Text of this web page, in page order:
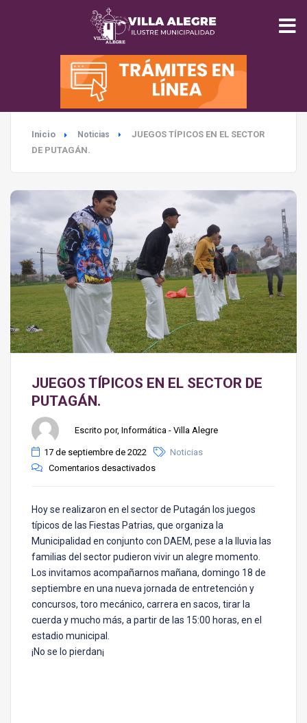
INICIO
MUNICIPALIDAD
SEGURIDAD
TURISMO
MEDIO AMBIENTE
Inicio Noticias
JUEGOS TÍPICOS EN EL SECTOR
DE PUTAGÁN.
JUEGOS TÍPICOS EN EL SECTOR DE
PUTAGÁN.
Escrito por, Informática - Villa Alegre
17 de septiembre de 2022
Noticias
Comentarios desactivados
Hoy se realizaron en el sector de Putagán los juegos
típicos de las Fiestas Patrias, que organiza la
Municipalidad en conjunto con DAEM, pese a la lluvia las
familias del sector pudieron vivir un alegre momento.
Los invitamos acompañarnos mañana, domingo 18 de
septiembre en una nueva jornada de entretención y
concursos, toro mecánico, carrera en sacos, tirar la
cuerda y mucho más, a partir de las 15:00 horas, en el
estadio municipal.
¡No se lo pierdan¡